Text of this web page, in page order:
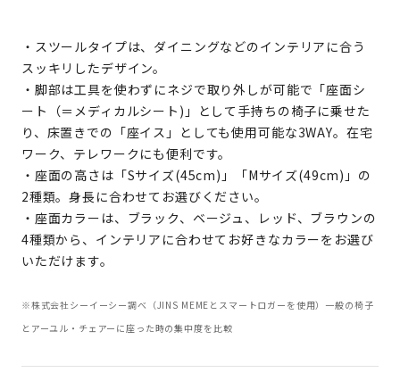
・スツールタイプは、ダイニングなどのインテリアに合う
スッキリしたデザイン。
・脚部は工具を使わずにネジで取り外しが可能で「座面シ
ート（＝メディカルシート)」として手持ちの椅子に乗せた
り、床置きでの「座イス」としても使用可能な3WAY。在宅
ワーク、テレワークにも便利です。
・座面の高さは「Sサイズ(45cm)」「Mサイズ(49cm)」の
2種類。身長に合わせてお選びください。
・座面カラーは、ブラック、ベージュ、レッド、ブラウンの
4種類から、インテリアに合わせてお好きなカラーをお選び
いただけます。
※株式会社シーイーシー調べ（JINS MEMEとスマートロガーを使用）一般の椅子
とアーユル・チェアーに座った時の集中度を比較